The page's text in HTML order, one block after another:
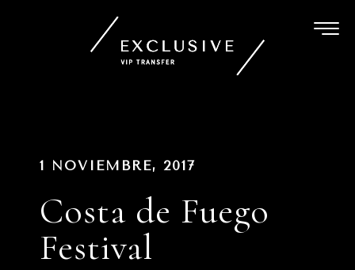
1 NOVIEMBRE, 2017
Costa de Fuego
Festival
Navegación
entradas